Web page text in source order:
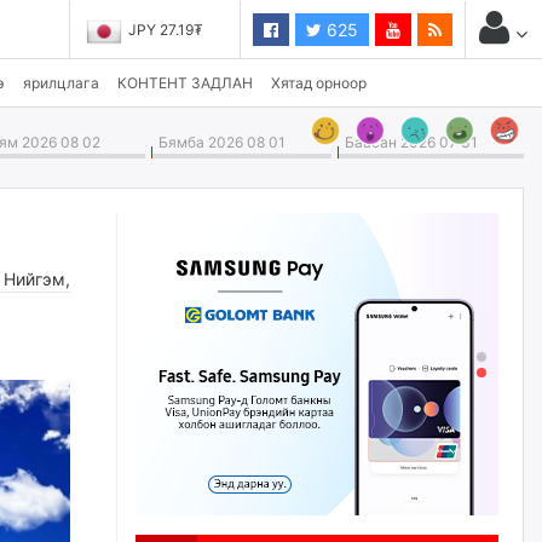
JPY 27.19₮ 625
ярилцлага КОНТЕНТ ЗАДЛАН Хятад орноор
2026 08 02 Бямба 2026 08 01 Баасан 2026 07 31
Нийгэм,